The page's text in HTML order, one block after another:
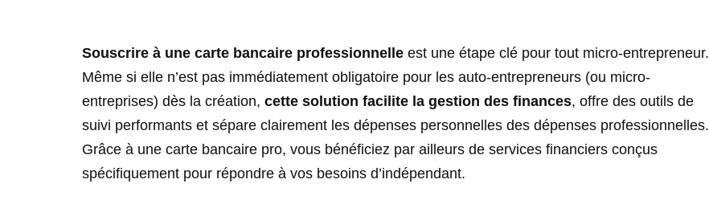
Souscrire à une carte bancaire professionnelle est une étape clé pour tout micro-entrepreneur.
Même si elle n’est pas immédiatement obligatoire pour les auto-entrepreneurs (ou micro-
entreprises) dès la création, cette solution facilite la gestion des finances, offre des outils de
suivi performants et sépare clairement les dépenses personnelles des dépenses professionnelles.
Grâce à une carte bancaire pro, vous bénéficiez par ailleurs de services financiers conçus
spécifiquement pour répondre à vos besoins d’indépendant.